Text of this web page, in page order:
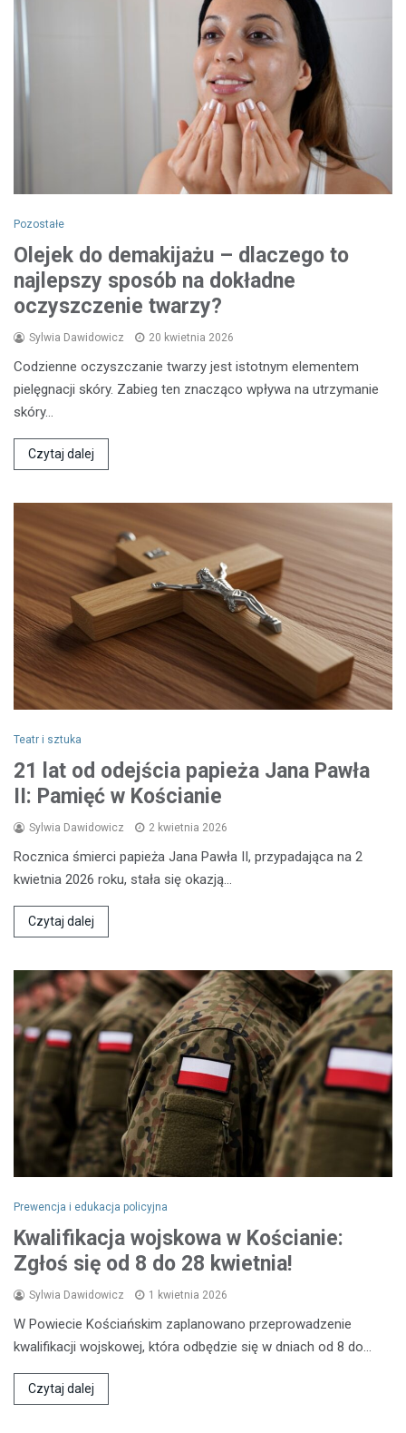
Pozostałe
Olejek do demakijażu – dlaczego to
najlepszy sposób na dokładne
oczyszczenie twarzy?
Sylwia Dawidowicz 20 kwietnia 2026
Codzienne oczyszczanie twarzy jest istotnym elementem
pielęgnacji skóry. Zabieg ten znacząco wpływa na utrzymanie
skóry…
Czytaj dalej
Teatr i sztuka
21 lat od odejścia papieża Jana Pawła
II: Pamięć w Kościanie
Sylwia Dawidowicz 2 kwietnia 2026
Rocznica śmierci papieża Jana Pawła II, przypadająca na 2
kwietnia 2026 roku, stała się okazją…
Czytaj dalej
Prewencja i edukacja policyjna
Kwalifikacja wojskowa w Kościanie:
Zgłoś się od 8 do 28 kwietnia!
Sylwia Dawidowicz 1 kwietnia 2026
W Powiecie Kościańskim zaplanowano przeprowadzenie
kwalifikacji wojskowej, która odbędzie się w dniach od 8 do…
Czytaj dalej